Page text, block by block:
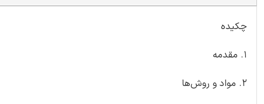
چکیده
1. مقدمه
2. مواد و روش‌ها